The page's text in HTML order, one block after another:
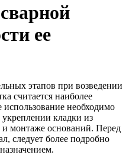
ее
этапов при возведении
считается наиболее
необходимо
кладки из
и монтаже оснований. Перед
следует более подробно